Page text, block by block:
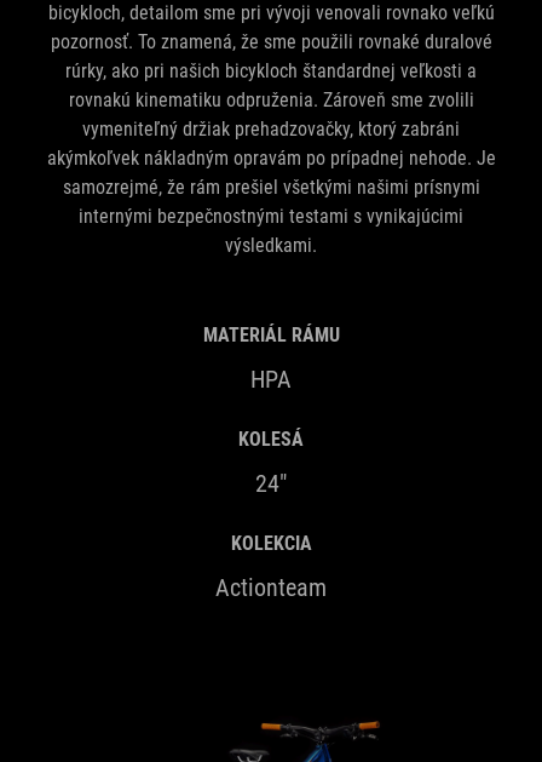
bicykloch, detailom sme pri vývoji venovali rovnako veľkú
pozornosť. To znamená, že sme použili rovnaké duralové
rúrky, ako pri našich bicykloch štandardnej veľkosti a
rovnakú kinematiku odpruženia. Zároveň sme zvolili
vymeniteľný držiak prehadzovačky, ktorý zabráni
akýmkoľvek nákladným opravám po prípadnej nehode. Je
samozrejmé, že rám prešiel všetkými našimi prísnymi
internými bezpečnostnými testami s vynikajúcimi
výsledkami.
MATERIÁL RÁMU
HPA
KOLESÁ
24"
KOLEKCIA
Actionteam